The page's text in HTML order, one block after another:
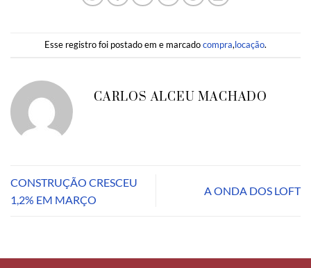
Esse registro foi postado em e marcadocompra,locação.
CARLOS ALCEU MACHADO
CONSTRUÇÃO CRESCEU
1,2% EM MARÇO
A ONDA DOS LOFT